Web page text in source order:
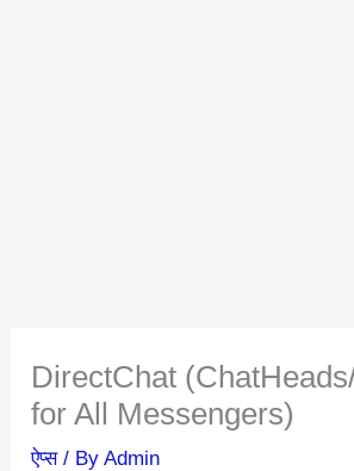
DirectChat
for All Messengers)
ऐप्स/ ByAdmin